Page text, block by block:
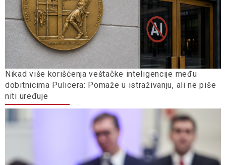
Nikad više korišćenja veštačke inteligencije među
dobitnicima Pulicera: Pomaže u istraživanju, ali ne piše
niti uređuje